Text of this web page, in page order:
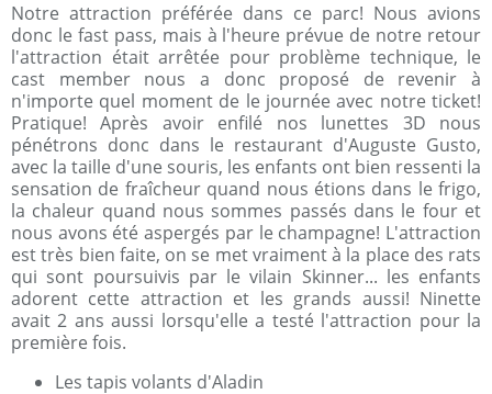
Notre attraction préférée dans ce parc! Nous avions
donc le fast pass, mais à l'heure prévue de notre retour
l'attraction était arrêtée pour problème technique, le
cast member nous a donc proposé de revenir à
n'importe quel moment de le journée avec notre ticket!
Pratique! Après avoir enfilé nos lunettes 3D nous
pénétrons donc dans le restaurant d'Auguste Gusto,
avec la taille d'une souris, les enfants ont bien ressenti la
sensation de fraîcheur quand nous étions dans le frigo,
la chaleur quand nous sommes passés dans le four et
nous avons été aspergés par le champagne! L'attraction
est très bien faite, on se met vraiment à la place des rats
qui sont poursuivis par le vilain Skinner... les enfants
adorent cette attraction et les grands aussi! Ninette
avait 2 ans aussi lorsqu'elle a testé l'attraction pour la
première fois.
Les tapis volants d'Aladin